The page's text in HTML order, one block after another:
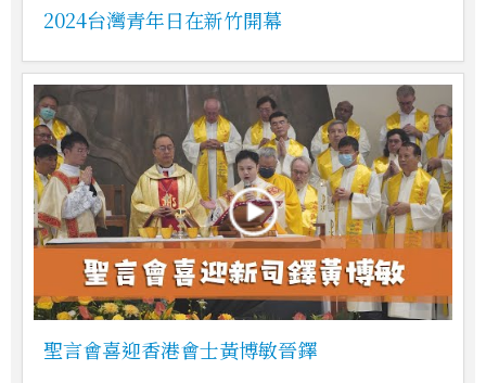
2024台灣青年日在新竹開幕
聖言會喜迎香港會士黃博敏晉鐸